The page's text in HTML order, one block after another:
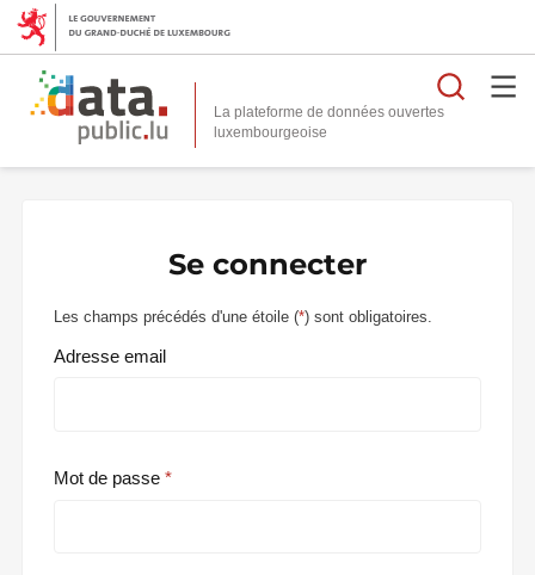
La plateforme de données ouvertes
Se connecter
Les champs précédés d'une étoile (*) sont obligatoires.
Adresse email
Mot de passe